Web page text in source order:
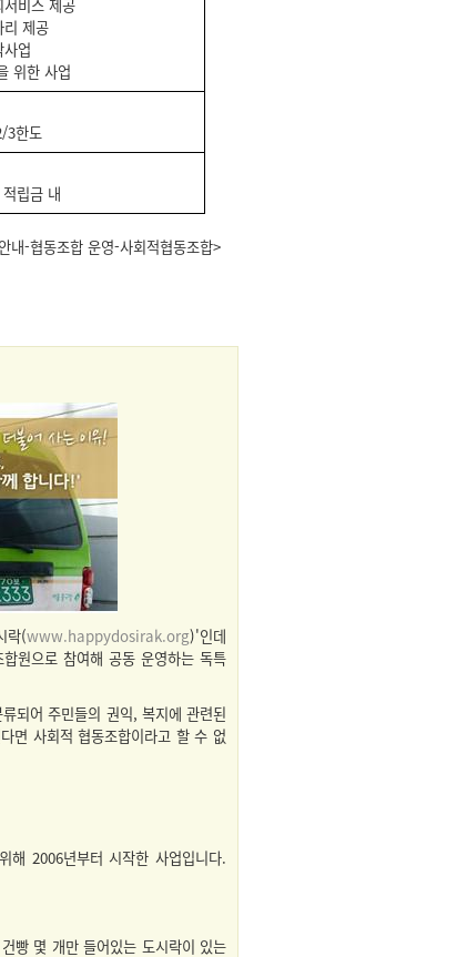
비스 제공
리 제공
업
위한 사업
3한도
립금 내
내-협동조합 운영-사회적협동조합>
락(www.happydosirak.org)'인데
원으로 참여해 공동 운영하는 독특
되어 주민들의 권익, 복지에 관련된
면 사회적 협동조합이라고 할 수 없
해 2006년부터 시작한 사업입니다.
빵 몇 개만 들어있는 도시락이 있는